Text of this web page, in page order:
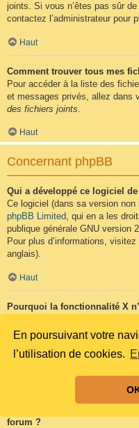
En poursuivant votre
l’utilisation de cookies.
joints. Si vous n’êtes pas sûr
contactez l’administrateur pour
Haut
Comment trouver tous mes
Pour accéder à la liste des
et messages privés, allez dans
des fichiers joints
Haut
Concernant phpBB
Qui a développé ce logiciel
Ce logiciel (dans sa version
phpBB Limited, qui en a les
publique générale GNU version
Pour plus d’informations,
anglais).
Haut
Pourquoi la fonctionnalité X
Ce logiciel a été développé et
vous pensez qu’une
phpBB Ideas
(en anglais)
proposées ou en suggérer de
Qui contacter pour les abus
forum ?